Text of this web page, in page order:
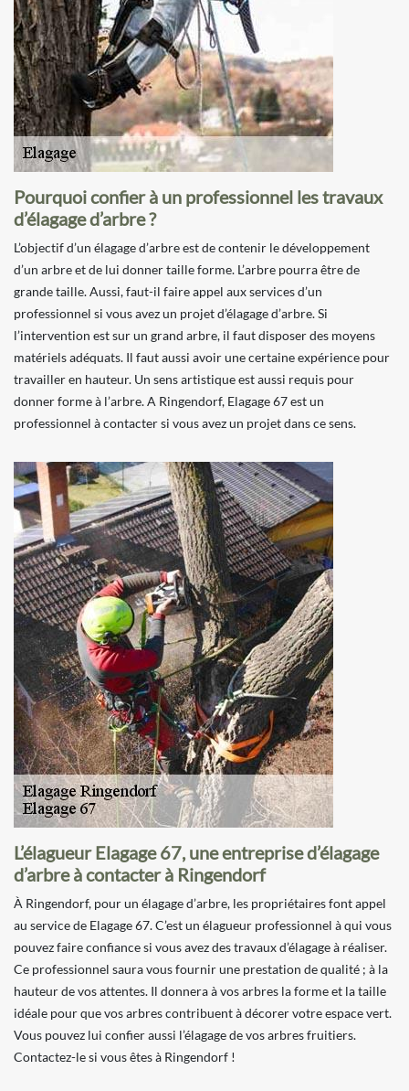
Pourquoi confier à un professionnel les travaux
d’élagage d’arbre ?
L’objectif d’un élagage d’arbre est de contenir le développement
d’un arbre et de lui donner taille forme. L’arbre pourra être de
grande taille. Aussi, faut-il faire appel aux services d’un
professionnel si vous avez un projet d’élagage d’arbre. Si
l’intervention est sur un grand arbre, il faut disposer des moyens
matériels adéquats. Il faut aussi avoir une certaine expérience pour
travailler en hauteur. Un sens artistique est aussi requis pour
donner forme à l’arbre. A Ringendorf, Elagage 67 est un
professionnel à contacter si vous avez un projet dans ce sens.
L’élagueur Elagage 67, une entreprise d’élagage
d’arbre à contacter à Ringendorf
À Ringendorf, pour un élagage d’arbre, les propriétaires font appel
au service de Elagage 67. C’est un élagueur professionnel à qui vous
pouvez faire confiance si vous avez des travaux d’élagage à réaliser.
Ce professionnel saura vous fournir une prestation de qualité ; à la
hauteur de vos attentes. Il donnera à vos arbres la forme et la taille
idéale pour que vos arbres contribuent à décorer votre espace vert.
Vous pouvez lui confier aussi l’élagage de vos arbres fruitiers.
Contactez-le si vous êtes à Ringendorf !